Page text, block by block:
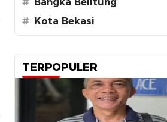
# Kota Bekasi
TERPOPULER